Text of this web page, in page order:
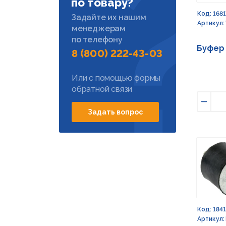
Задайте их нашим
менеджерам
по телефону
8 (800) 222-43-03
Или с помощью формы
обратной связи
Задать вопрос
Код:
Артикул:
Буфер
Код:
Артикул: